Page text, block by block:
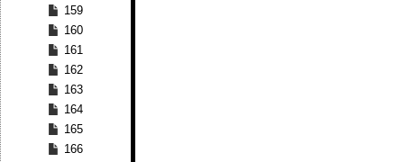
159
160
161
162
163
164
165
166